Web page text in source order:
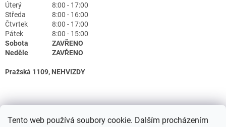
Tento web používá soubory cookie. Dalším procházením
Úterý
8:00 - 17:00
Středa
8:00 - 16:00
Čtvrtek
8:00 - 17:00
Pátek
8:00 - 15:00
Sobota
ZAVŘENO
Neděle
ZAVŘENO
Pražská 1109, NEHVIZDY